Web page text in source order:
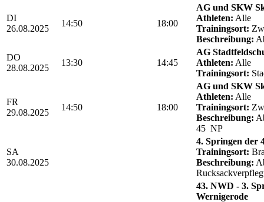
DI
26.08.2025
14:50 18:00
AG und SKW
Athleten: Alle
Trainingsort:
Beschreibung:
DO
28.08.2025
13:30 14:45
AG
Athleten: Alle
Trainingsort:
FR
29.08.2025
14:50 18:00
AG und SKW
Athleten: Alle
Trainingsort:
Beschreibung:
45 NP
SA
30.08.2025
4. Springen der
Trainingsort:
Beschreibung:
43. NWD - 3.
Wernigerode